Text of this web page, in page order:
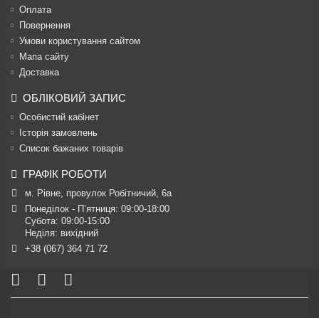
Оплата
Повернення
Умови користування сайтом
Мапа сайту
Доставка
ОБЛІКОВИЙ ЗАПИС
Особистий кабінет
Історія замовлень
Список бажаних товарів
ГРАФІК РОБОТИ
м. Рівне, провулок Робітничий, 6а
Понеділок - П’ятниця: 09:00-18:00
Субота: 09:00-15:00
Неділя: вихідний
+38 (067) 364 71 72